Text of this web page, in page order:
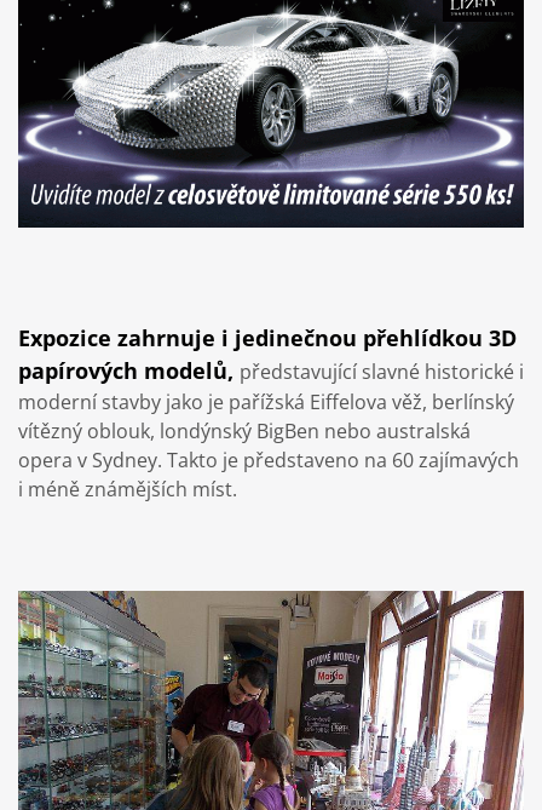
Expozice zahrnuje i jedinečnou přehlídkou 3D
papírových modelů, představující slavné historické i
moderní stavby jako je pařížská Eiffelova věž, berlínský
vítězný oblouk, londýnský BigBen nebo australská
opera v Sydney. Takto je představeno na 60 zajímavých
i méně známějších míst.